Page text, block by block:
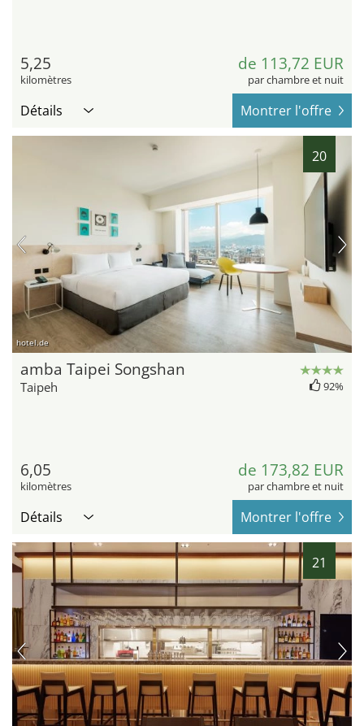
5,25
kilomètres
de 113,72 EUR
par chambre et nuit
Détails Montrer l'offre
20
hotel.de
amba Taipei Songshan
Taipeh 92%
6,05
kilomètres
de 173,82 EUR
par chambre et nuit
Détails Montrer l'offre
21